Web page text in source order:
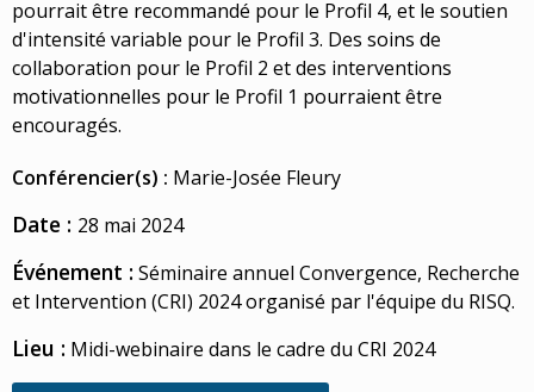
pourrait être recommandé pour le Profil 4, et le soutien
d'intensité variable pour le Profil 3. Des soins de
collaboration pour le Profil 2 et des interventions
motivationnelles pour le Profil 1 pourraient être
encouragés.
Conférencier(s) : Marie-Josée Fleury
Date : 28 mai 2024
Événement : Séminaire annuel Convergence, Recherche
et Intervention (CRI) 2024 organisé par l'équipe du RISQ.
Lieu : Midi-webinaire dans le cadre du CRI 2024